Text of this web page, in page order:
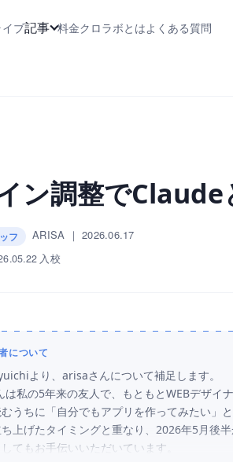
ブ記事 料金クロラボとはよくある質問
ン調整で
フ ARISA ｜2026.06.17
入校
について
より、arisaさんについて補足します。
は私の5年来の友人で、もともとWEBデザイ
うちに「自分でもアプリを作ってみたい」
上げたタイミングと重なり、2026年5月後
てもお手伝いいただいています。